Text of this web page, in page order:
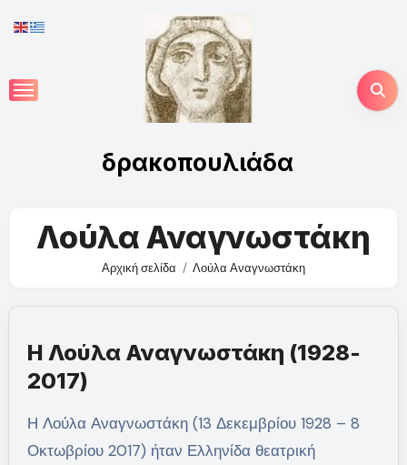
to
δρακοπουλιάδα
Λούλα Αναγνωστάκη
Αρχική σελίδα Λούλα Αναγνωστάκη
Η Λούλα Αναγνωστάκη (1928-
2017)
Η Λούλα Αναγνωστάκη (13 Δεκεμβρίου 1928 – 8
Οκτωβρίου 2017) ήταν Ελληνίδα θεατρική